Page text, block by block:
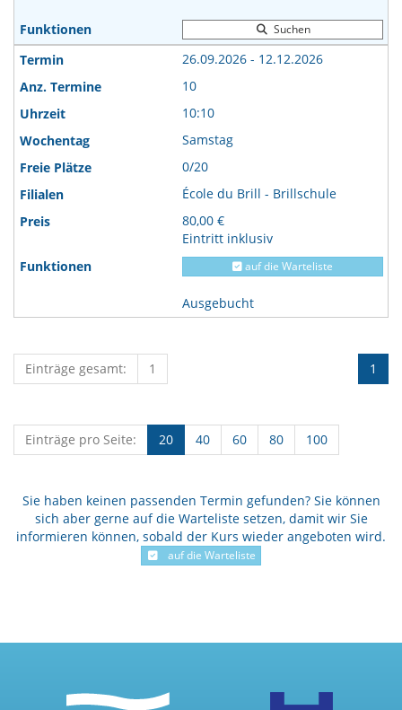
Suchen
26.09.2026 - 12.12.2026
10
10:10
Samstag
0/20
École du Brill - Brillschule
80,00 €
Eintritt inklusiv
auf die Warteliste
Ausgebucht
1
Einträge gesamt: 1
Einträge pro Seite: 20 40 60 80 100
Sie haben keinen passenden Termin gefunden? Sie können
sich aber gerne auf die Warteliste setzen, damit wir Sie
informieren können, sobald der Kurs wieder angeboten wird.
auf die Warteliste